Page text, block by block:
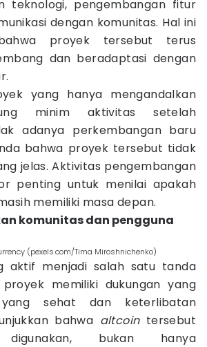
teknologi, pengembangan fitur
dengan komunitas. Hal ini
proyek tersebut terus
dan beradaptasi dengan
yang hanya mengandalkan
minim aktivitas setelah
adanya perkembangan baru
bahwa proyek tersebut tidak
jelas. Aktivitas pengembangan
penting untuk menilai apakah
memiliki masa depan.
komunitas dan pengguna
(pexels.com/Tima Miroshnichenko)
aktif menjadi salah satu tanda
memiliki dukungan yang
sehat dan keterlibatan
bahwa altcoin tersebut
digunakan, bukan hanya